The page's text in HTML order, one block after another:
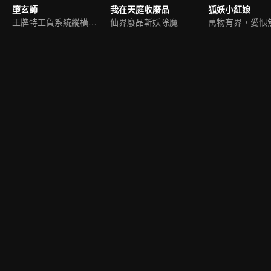
墮玄師
王牌特工負系統縱橫九荒
我在天庭收廢品
仙界廢品斬妖除魔
狐妖小紅娘
萬物有界，愛恨